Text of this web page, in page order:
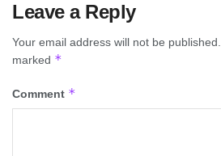
Leave a Reply
Your email address will not be published.
marked *
Comment *